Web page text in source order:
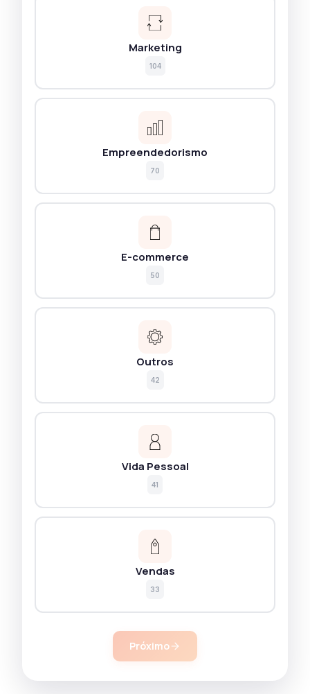
Marketing
104
Empreendedorismo
70
E-commerce
50
Outros
42
Vida Pessoal
41
Vendas
33
Próximo